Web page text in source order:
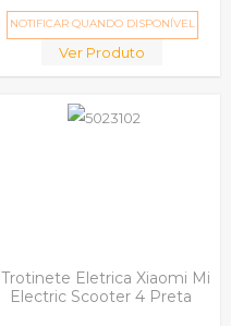
NOTIFICAR QUANDO DISPONÍVEL
Ver Produto
Trotinete Eletrica Xiaomi Mi
Electric Scooter 4 Preta